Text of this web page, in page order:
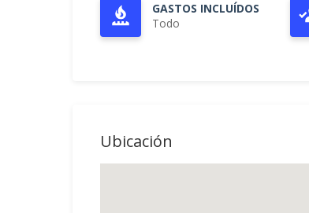
GASTOS INCLUÍDOS
Todo
Ubicación